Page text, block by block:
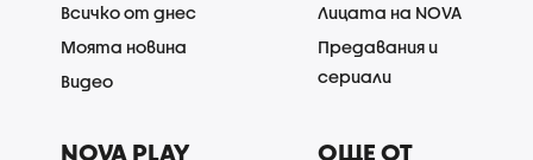
Всичко от днес
Моята новина
Видео
Лицата на NOVA
Предавания и
сериали
NOVA PLAY
ОЩЕ ОТ